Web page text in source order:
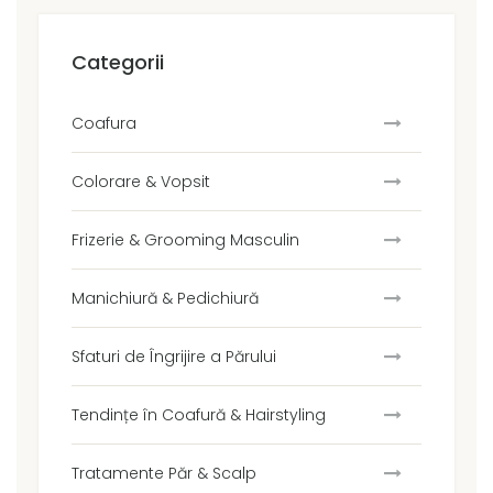
Categorii
Coafura
Colorare & Vopsit
Frizerie & Grooming Masculin
Manichiură & Pedichiură
Sfaturi de Îngrijire a Părului
Tendințe în Coafură & Hairstyling
Tratamente Păr & Scalp